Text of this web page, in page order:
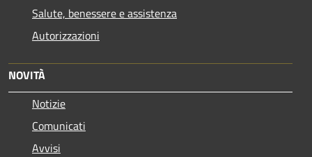
Salute, benessere e assistenza
Autorizzazioni
NOVITÀ
Notizie
Comunicati
Avvisi